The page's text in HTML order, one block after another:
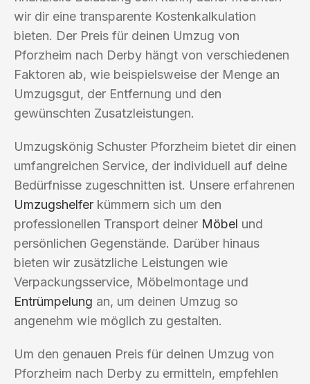
wir dir eine transparente Kostenkalkulation
bieten. Der Preis für deinen Umzug von
Pforzheim nach Derby hängt von verschiedenen
Faktoren ab, wie beispielsweise der Menge an
Umzugsgut, der Entfernung und den
gewünschten Zusatzleistungen.
Umzugskönig Schuster Pforzheim bietet dir einen
umfangreichen Service, der individuell auf deine
Bedürfnisse zugeschnitten ist. Unsere erfahrenen
Umzugshelfer kümmern sich um den
professionellen Transport deiner Möbel und
persönlichen Gegenstände. Darüber hinaus
bieten wir zusätzliche Leistungen wie
Verpackungsservice, Möbelmontage und
Entrümpelung an, um deinen Umzug so
angenehm wie möglich zu gestalten.
Um den genauen Preis für deinen Umzug von
Pforzheim nach Derby zu ermitteln, empfehlen